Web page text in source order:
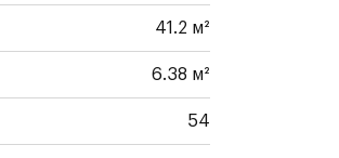
41.2 м²
6.38 м²
54